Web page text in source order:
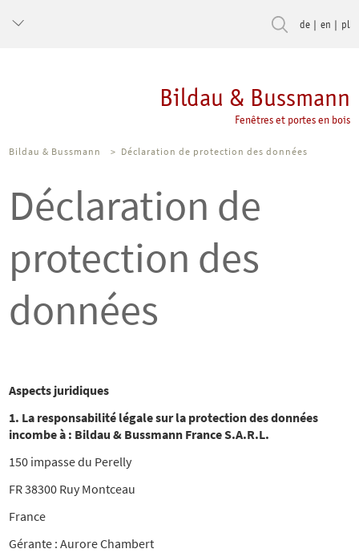
de en pl
Bildau & Bussmann
Fenêtres et portes en bois
Bildau & Bussmann > Déclaration de protection des données
Déclaration de
protection des
données
Aspects juridiques
1. La responsabilité légale sur la protection des données
incombe à : Bildau & Bussmann France S.A.R.L.
150 impasse du Perelly
FR 38300 Ruy Montceau
France
Gérante : Aurore Chambert